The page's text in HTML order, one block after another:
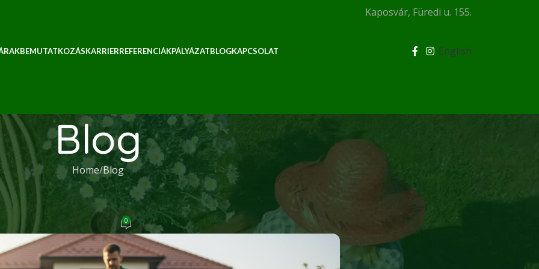
Kaposvár, Füredi u. 155.
BEMUTATKOZÁSKARRIERREFERENCIÁKPÁLYÁZATBLOGKAPCSOLAT English
Blog
Home Blog
BLOG
Kertgondozás 2026-ban
Ecoshine 0